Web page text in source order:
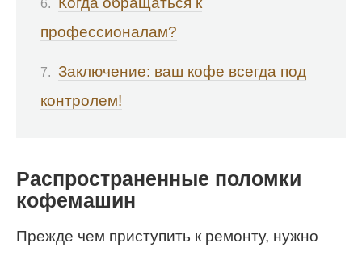
профессионалам?
Заключение: ваш кофе всегда под
контролем!
Распространенные поломки
кофемашин
Прежде чем приступить к ремонту, нужно